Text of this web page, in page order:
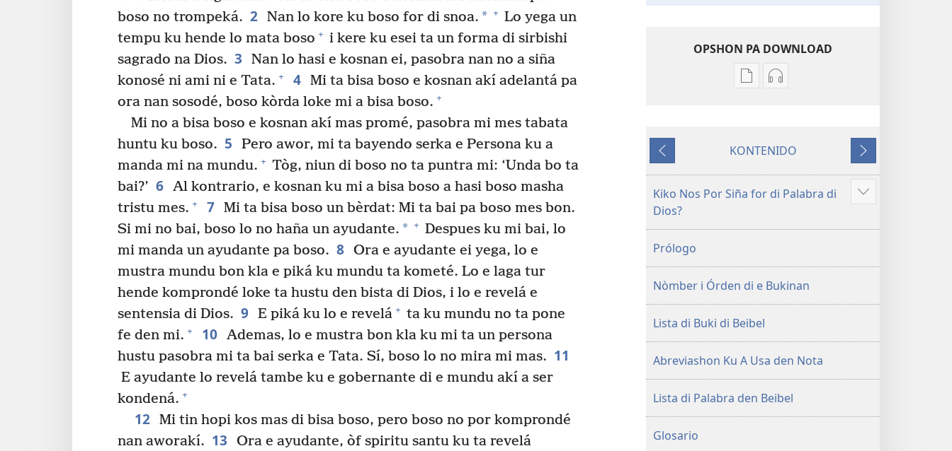
boso no trompeká. 2 Nan lo kore ku boso for di snoa. * + Lo yega un
tempu ku hende lo mata boso + i kere ku esei ta un forma di sirbishi
sagrado na Dios. 3
Nan lo hasi e kosnan ei, pasobra nan no a siña
konosé ni ami ni e Tata. + 4 Mi ta bisa boso e kosnan akí adelantá pa
ora nan sosodé, boso kòrda loke mi a bisa boso. +
Mi no a bisa boso e kosnan akí mas promé, pasobra mi mes tabata
huntu ku boso. 5
Pero awor, mi ta bayendo serka e Persona ku a
manda mi na mundu. + Tòg, niun di boso no ta puntra mi: ‘Unda bo ta
bai?’ 6 Al kontrario, e kosnan ku mi a bisa boso a hasi boso masha
tristu mes. + 7 Mi ta bisa boso un bèrdat: Mi ta bai pa boso mes bon.
Si mi no bai, boso lo no haña un ayudante. * + Despues ku mi bai, lo
mi manda un ayudante pa boso. 8 Ora e ayudante ei yega, lo e
mustra mundu bon kla e piká ku mundu ta kometé. Lo e laga tur
hende komprondé loke ta hustu den bista di Dios, i lo e revelá e
sentensia di Dios. 9 E piká ku lo e revelá + ta ku mundu no ta pone
fe den mi. + 10 Ademas, lo e mustra bon kla ku mi ta un persona
hustu pasobra mi ta bai serka e Tata. Sí, boso lo no mira mi mas. 11
E ayudante lo revelá tambe ku e gobernante di e mundu akí a ser
kondená. +
12 Mi tin hopi kos mas di bisa boso, pero boso no por komprondé
nan aworakí. 13
Ora e ayudante, òf spiritu santu ku ta revelá
OPSHON PA DOWNLOAD
Opshon
Beibel
Tradukshon
di
Opshon
Beibel
Tradukshon
di
Anterior
KONTENIDO
Siguiente
Kiko Nos Por Siña for di Palabra di
Dios?
Mustra
Prólogo
Nòmber i Órden di e Bukinan
Lista di Buki di Beibel
Abreviashon Ku A Usa den Nota
Lista di Palabra den Beibel
Glosario